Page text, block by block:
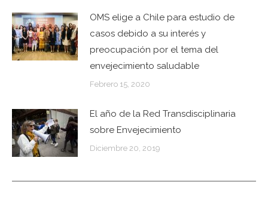
OMS elige a Chile para estudio de
casos debido a su interés y
preocupación por el tema del
envejecimiento saludable
Febrero 15, 2020
El año de la Red Transdisciplinaria
sobre Envejecimiento
Diciembre 20, 2019